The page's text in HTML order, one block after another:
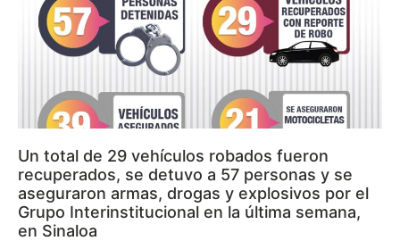
Un total de 29 vehículos robados fueron
recuperados, se detuvo a 57 personas y se
aseguraron armas, drogas y explosivos por el
Grupo Interinstitucional en la última semana,
en Sinaloa